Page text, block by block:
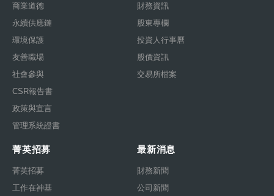
商業道德
永續供應鏈
環境保護
友善職場
社會參與
CSR報告書
政策與宣言
管理系統證書
財務資訊
股東專欄
投資人行事曆
股價資訊
交易所檔案
菁英招募
菁英招募
工作在神基
最新消息
財務新聞
公司新聞